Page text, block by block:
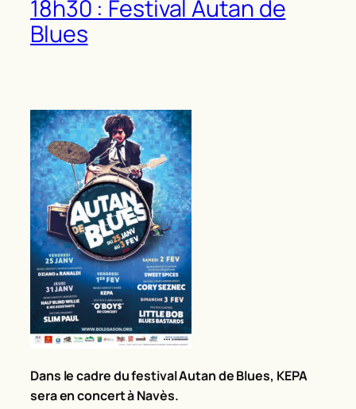
18h30 : Festival Autan de
Blues
Dans le cadre du festival Autan de Blues, KEPA
sera en concert à Navès.